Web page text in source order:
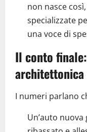
non nasce
specializzate
una voce di
Il conto
architettonica
I numeri parlano
Un’auto